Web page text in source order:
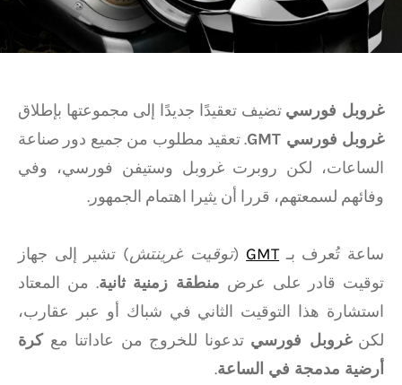
غروبل فورسي تضيف تعقيدًا جديدًا إلى مجموعتها بإطلاق
غروبل فورسي GMT
. تعقيد مطلوب من جميع دور صناعة
الساعات، لكن روبرت غروبل وستيفن فورسي، وفي
وفائهم لسمعتهم، قررا أن يثيرا اهتمام الجمهور.
ساعة تُعرف بـ GMT
(توقيت غرينتش) تشير إلى جهاز
توقيت قادر على عرض منطقة زمنية ثانية. من المعتاد
استشارة هذا التوقيت الثاني في شباك أو عبر عقارب،
لكنغروبل فورسي تدعونا للخروج من عاداتنا معكرة
أرضية مدمجة في الساعة.